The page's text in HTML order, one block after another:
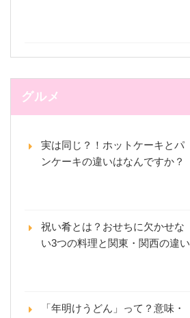
グルメ
実は同じ？！ホットケーキとパ
ンケーキの違いはなんですか？
祝い肴とは？おせちに欠かせな
い3つの料理と関東・関西の違い
「年明けうどん」って？意味・